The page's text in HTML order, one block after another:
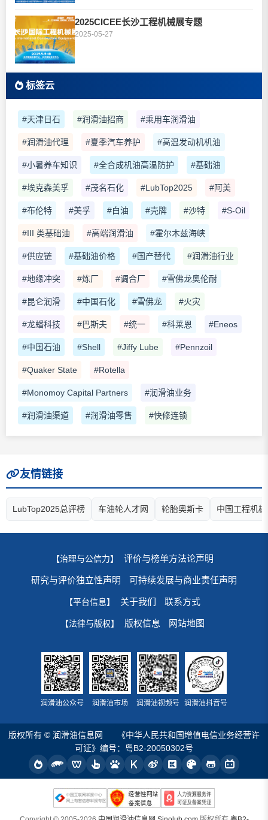
2025CICEE长沙工程机械展专题
2025-05-27
标签云
#天津日石 #润滑油招商 #乘用车润滑油
#润滑油代理 #夏季汽车养护 #高温发动机机油
#小暑养车知识 #全合成机油高温防护 #基础油
#埃克森美孚 #茂名石化 #LubTop2025 #阿美
#布伦特 #美孚 #白油 #壳牌 #沙特 #S-Oil
#III 类基础油 #高端润滑油 #霍尔木兹海峡
#供应链 #基础油价格 #国产替代 #润滑油行业
#地缘冲突 #炼厂 #调合厂 #雪佛龙奥伦耐
#昆仑润滑 #中国石化 #雪佛龙 #火灾
#龙蟠科技 #巴斯夫 #统一 #科莱恩 #Eneos
#中国石油 #Shell #Jiffy Lube #Pennzoil
#Quaker State #Rotella
#Monomoy Capital Partners #润滑油业务
#润滑油渠道 #润滑油零售 #快修连锁
友情链接
LubTop2025总评榜 车油轮人才网 轮胎奥斯卡 中国工程机
【治理与公信力】 评价与榜单方法论声明
研究与评价独立性声明 可持续发展与商业责任声明
【平台信息】 关于我们 联系方式
【法律与版权】 版权信息 网站地图
润滑油公众号 润滑油市场 润滑油视频号 润滑油抖音号
版权所有 © 润滑油信息网
《中华人民共和国增值电信业务经营许
可证》编号：粤B2-20050302号